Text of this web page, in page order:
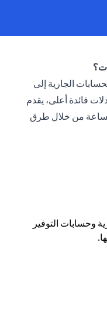
الجارية إلى
فائدة أعلى، يقدم
من خلال طرق
وحسابات التوفير